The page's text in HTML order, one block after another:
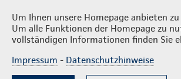
Um Ihnen unsere Homepage anbieten
Um alle Funktionen der Homepage zu
vollständigen Informationen finden Sie
Impressum - Datenschutzhinweise
Christian Verbeet
Krankenversicherung